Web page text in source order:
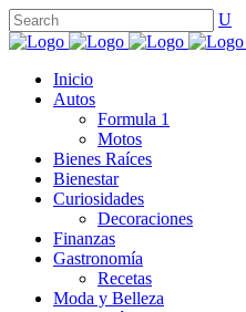
Inicio
Autos
Formula 1
Motos
Bienes Raíces
Bienestar
Curiosidades
Decoraciones
Finanzas
Gastronomía
Recetas
Moda y Belleza